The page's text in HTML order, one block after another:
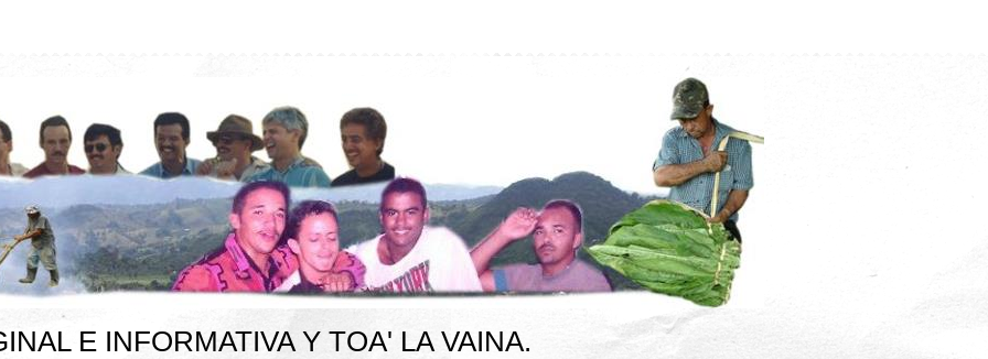
E INFORMATIVA Y TOA' LA VAINA.